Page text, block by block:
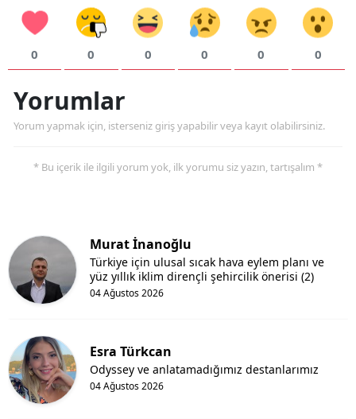
0 0 0 0 0 0
Yorumlar
Yorum yapmak için, isterseniz giriş yapabilir veya kayıt olabilirsiniz.
* Bu içerik ile ilgili yorum yok, ilk yorumu siz yazın, tartışalım *
Murat İnanoğlu
04 Ağustos 2026
Türkiye için ulusal sıcak hava eylem planı ve
yüz yıllık iklim dirençli şehircilik önerisi (2)
Esra Türkcan
04 Ağustos 2026
Odyssey ve anlatamadığımız destanlarımız